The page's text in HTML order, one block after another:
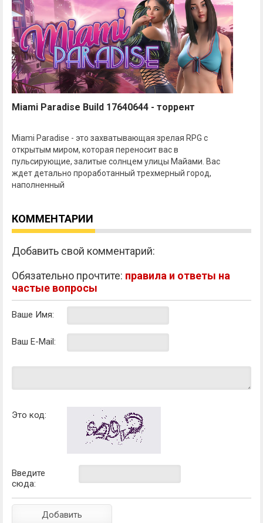
Miami Paradise Build 17640644 - торрент
Miami Paradise - это захватывающая зрелая RPG с
открытым миром, которая переносит вас в
пульсирующие, залитые солнцем улицы Майами. Вас
ждет детально проработанный трехмерный город,
наполненный
КОММЕНТАРИИ
Добавить свой комментарий:
Обязательно прочтите: правила и ответы на
частые вопросы
Ваше Имя:
Ваш E-Mail:
Это код:
Введите
сюда: